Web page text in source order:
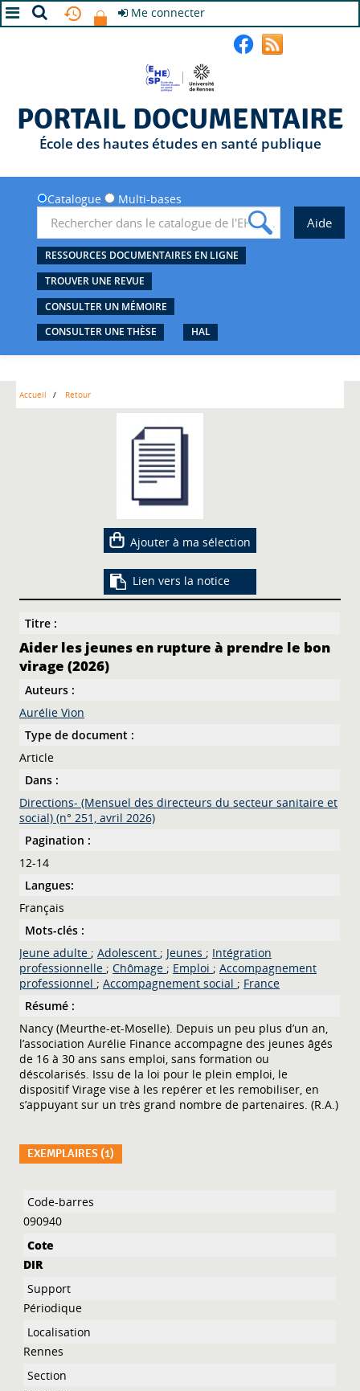
Me connecter
PORTAIL DOCUMENTAIRE
École des hautes études en santé publique
Catalogue Multi-bases
RESSOURCES DOCUMENTAIRES EN LIGNE
TROUVER UNE REVUE
CONSULTER UN MÉMOIRE
CONSULTER UNE THÈSE
HAL
Accueil Retour
Ajouter à ma sélection
Lien vers la notice
Titre :
Aider les jeunes en rupture à prendre le bon
virage (2026)
Auteurs :
Aurélie Vion
Type de document :
Article
Dans :
Directions- (Mensuel des directeurs du secteur sanitaire et
social) (n° 251, avril 2026)
Pagination :
12-14
Langues:
Français
Mots-clés :
Jeune adulte ; Adolescent ; Jeunes ; Intégration
professionnelle ; Chômage ; Emploi ; Accompagnement
professionnel ; Accompagnement social ; France
Résumé :
Nancy (Meurthe-et-Moselle). Depuis un peu plus d’un an,
l’association Aurélie Finance accompagne des jeunes âgés
de 16 à 30 ans sans emploi, sans formation ou
déscolarisés. Issu de la loi pour le plein emploi, le
dispositif Virage vise à les repérer et les remobiliser, en
s’appuyant sur un très grand nombre de partenaires. (R.A.)
EXEMPLAIRES (1)
Liste des exemplaires
090940
DIR
Périodique
Rennes